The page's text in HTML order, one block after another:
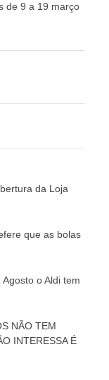
de 9 a 19 março
da Loja
que as bolas
o Aldi tem
NÃO TEM
INTERESSA É